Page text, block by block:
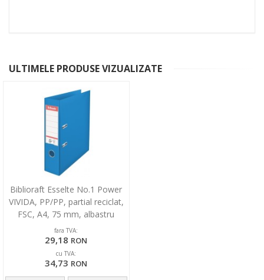
ULTIMELE PRODUSE VIZUALIZATE
Biblioraft Esselte No.1 Power
VIVIDA, PP/PP, partial reciclat,
FSC, A4, 75 mm, albastru
fara TVA:
29,18 RON
cu TVA:
34,73 RON